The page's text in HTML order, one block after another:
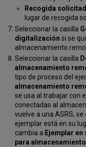
Recogida
lugar de recogida
Seleccionar la casilla
digitalización si se
almacenamiento
Seleccionar la casilla
almacenamiento
tipo de proceso del
almacenamiento
se usa al trabajar con
conectadas al
vuelve a una ASRS,
ejemplar está en su
cambia a Ejemplar en
para